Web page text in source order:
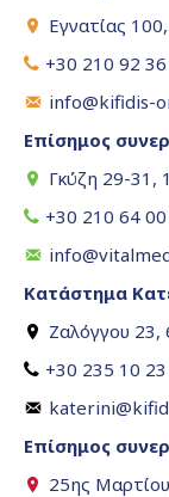
Εγνατίας
+30 210 92
info@kifidis-
Επίσημος
Γκύζη 29-31,
+30 210 64
Κατάστημα
Ζαλόγγου 23,
+30 235 10
Επίσημος
25ης